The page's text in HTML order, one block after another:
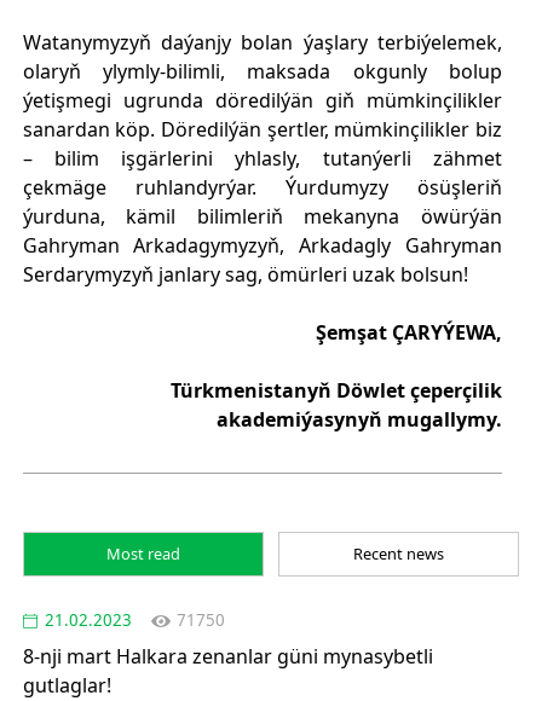
Watanymyzyň daýanjy bolan ýaşlary terbiýelemek,
olaryň ylymly-bilimli, maksada okgunly bolup
ýetişmegi ugrunda döredilýän giň mümkinçilikler
sanardan köp. Döredilýän şertler, mümkinçilikler biz
– bilim işgärlerini yhlasly, tutanýerli zähmet
çekmäge ruhlandyrýar. Ýurdumyzy ösüşleriň
ýurduna, kämil bilimleriň mekanyna öwürýän
Gahryman Arkadagymyzyň, Arkadagly Gahryman
Serdarymyzyň janlary sag, ömürleri uzak bolsun!
Şemşat ÇARYÝEWA,
Türkmenistanyň Döwlet çeperçilik
akademiýasynyň mugallymy.
Most read Recent news
21.02.2023 71750
8-nji mart Halkara zenanlar güni mynasybetli
gutlaglar!